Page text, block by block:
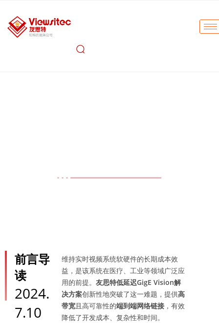
前言导
读
2024.
7.10
维持实时视频系统软硬件的长期成本效
益，是该系统在医疗、工业等领域广泛应
用的前提。 友思特低延迟GigE Vision解
决方案创新性地突破了这一难题，提供高
带宽且高可靠性的端到端网络链接，有效
降低了开发成本、复杂性和时间。